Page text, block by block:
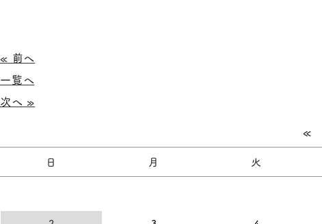
« 前へ
一覧へ
次へ »
«
日 月 火